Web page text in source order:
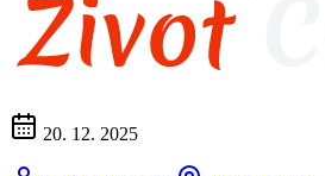
20. 12. 2025